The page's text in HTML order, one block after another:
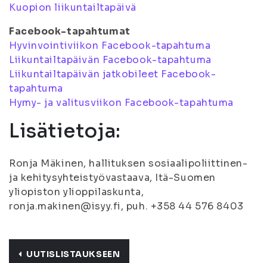
Kuopion liikuntailtapäivä
Facebook-tapahtumat
Hyvinvointiviikon Facebook-tapahtuma
Liikuntailtapäivän Facebook-tapahtuma
Liikuntailtapäivän jatkobileet Facebook-
tapahtuma
Hymy- ja valitusviikon Facebook-tapahtuma
Lisätietoja:
Ronja Mäkinen, hallituksen sosiaalipoliittinen-
ja kehitysyhteistyövastaava, Itä-Suomen
yliopiston ylioppilaskunta,
ronja.makinen@isyy.fi, puh. +358 44 576 8403
UUTISLISTAUKSEEN